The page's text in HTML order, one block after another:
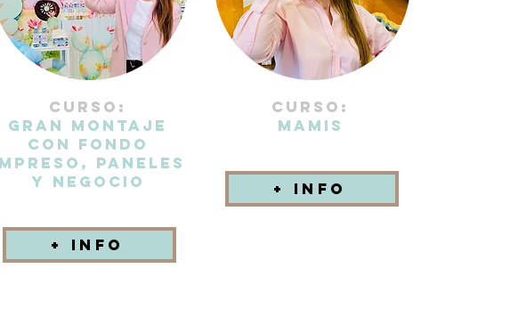
CURSO:
GRAN MONTAJE
CON FONDO
PANELES
y NEGOCIO
+ info
CURSO:
MAMIS
+ INFO